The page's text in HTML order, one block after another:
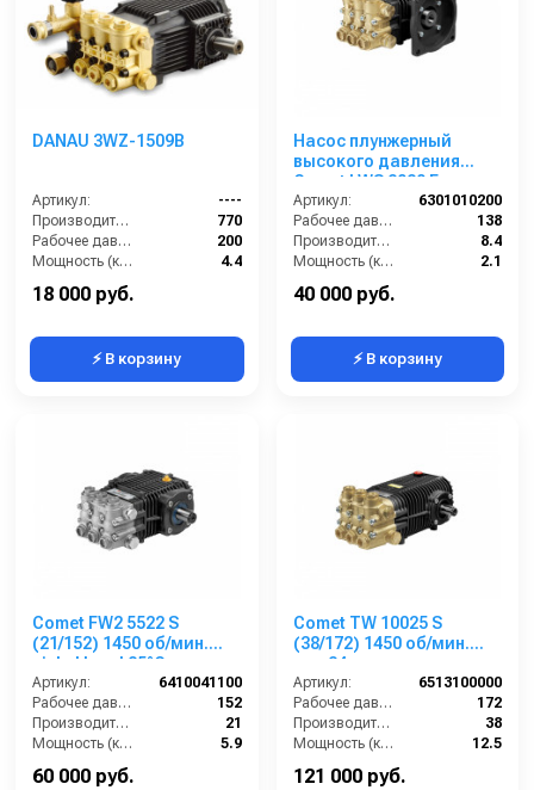
DANAU 3WZ-1509B
Артикул:
----
Производительность (л/ч):
770
Рабочее давление (бар):
200
Мощность (кВт):
4.4
18 000 руб.
⚡ В корзину
Насос плунжерный
высокого давления
Comet LWS 2020 E
(8,4/138) 1750 об/мин ø
5/8” п.в.
Артикул:
6301010200
Рабочее давление (бар):
138
Производительность (л/мин):
8.4
Мощность (кВт):
2.1
Обороты двигателя (об/мин):
40 000 руб.
⚡ В корзину
Comet FW2 5522 S
(21/152) 1450 об/мин.
nickel head 85°C вал
24мм
Артикул:
6410041100
Рабочее давление (бар):
152
Производительность (л/мин):
21
Мощность (кВт):
5.9
Обороты двигателя (об/мин):
60 000 руб.
Comet TW 10025 S
(38/172) 1450 об/мин.
вал 24мм
Артикул:
6513100000
Рабочее давление (бар):
172
Производительность (л/мин):
38
Мощность (кВт):
12.5
121 000 руб.